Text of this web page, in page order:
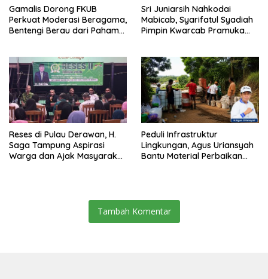
Gamalis Dorong FKUB
Perkuat Moderasi Beragama,
Bentengi Berau dari Paham
Sri Juniarsih Nahkodai
Mabicab, Syarifatul Syadiah
Pimpin Kwarcab Pramuka
Reses di Pulau Derawan, H.
Saga Tampung Aspirasi
Warga dan Ajak Masyarakat
Peduli Infrastruktur
Lingkungan, Agus Uriansyah
Bantu Material Perbaikan
Tambah Komentar